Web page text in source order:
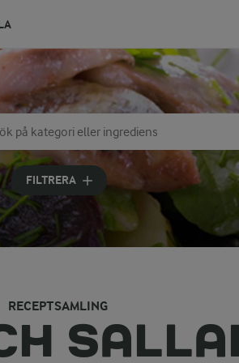
på kategori eller ingrediens
in sökord för att få förslag
FILTRERA
RECEPTSAMLING